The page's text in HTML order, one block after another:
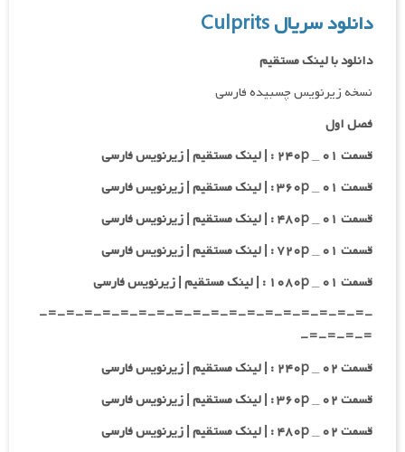
دانلود سریال Culprits
دانلود با لینک مستقیم
نسخه زیرنویس چسبیده فارسی
فصل اول
قسمت ۰۱ _ ۲۴۰p : | لینک مستقیم | زیرنویس فارسی
قسمت ۰۱ _ ۳۶۰p : | لینک مستقیم | زیرنویس فارسی
قسمت ۰۱ _ ۴۸۰p : | لینک مستقیم | زیرنویس فارسی
قسمت ۰۱ _ ۷۲۰p : | لینک مستقیم | زیرنویس فارسی
قسمت ۰۱ _ ۱۰۸۰p : | لینک مستقیم | زیرنویس فارسی
-=-=-=-=-=-=-=-=-=-=-=-=-=-=-=-=-=-=-
=-=-=-=-
قسمت ۰۲ _ ۲۴۰p : | لینک مستقیم | زیرنویس فارسی
قسمت ۰۲ _ ۳۶۰p : | لینک مستقیم | زیرنویس فارسی
قسمت ۰۲ _ ۴۸۰p : | لینک مستقیم | زیرنویس فارسی